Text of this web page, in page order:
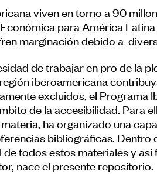
viven en torno a 90
para América
marginación debido a
de trabajar en pro de la
iberoamericana
excluidos, el Programa
de la accesibilidad. Para
ha organizado una
bibliográficas. Dentro
de todos estos materiales y
nace el presente repositorio.